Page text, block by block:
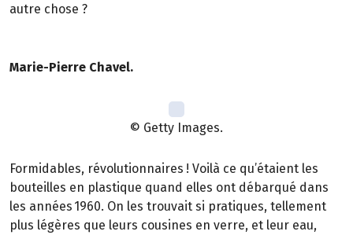
autre chose ?
Marie-Pierre Chavel.
© Getty Images.
Formidables, révolutionnaires ! Voilà ce qu’étaient les
bouteilles en plastique quand elles ont débarqué dans
les années 1960. On les trouvait si pratiques, tellement
plus légères que leurs cousines en verre, et leur eau,